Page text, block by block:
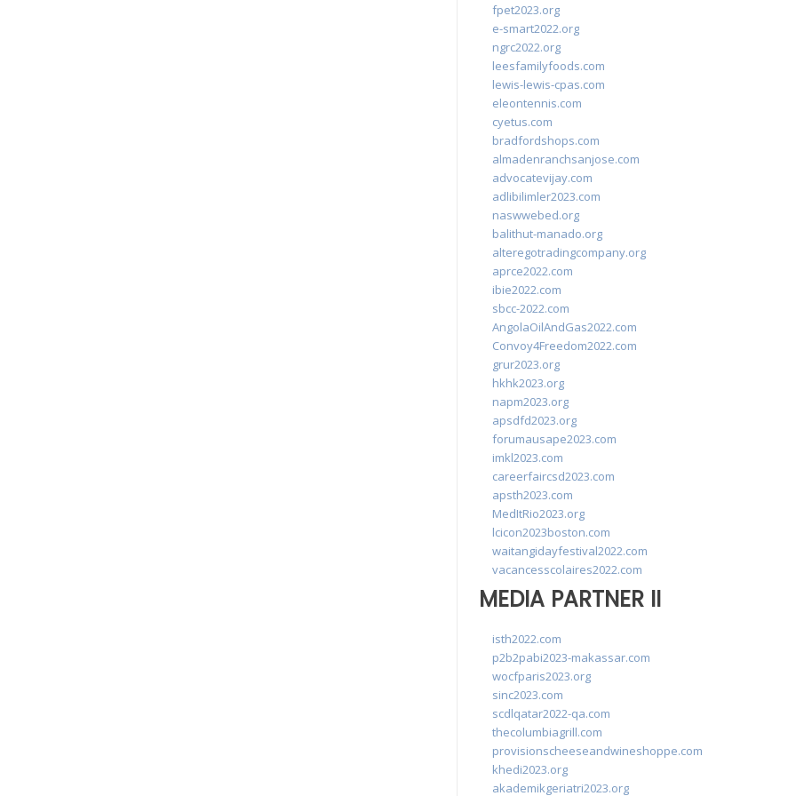
fpet2023.org
e-smart2022.org
ngrc2022.org
leesfamilyfoods.com
lewis-lewis-cpas.com
eleontennis.com
cyetus.com
bradfordshops.com
almadenranchsanjose.com
advocatevijay.com
adlibilimler2023.com
naswwebed.org
balithut-manado.org
alteregotradingcompany.org
aprce2022.com
ibie2022.com
sbcc-2022.com
AngolaOilAndGas2022.com
Convoy4Freedom2022.com
grur2023.org
hkhk2023.org
napm2023.org
apsdfd2023.org
forumausape2023.com
imkl2023.com
careerfaircsd2023.com
apsth2023.com
MedItRio2023.org
lcicon2023boston.com
waitangidayfestival2022.com
vacancesscolaires2022.com
MEDIA PARTNER II
isth2022.com
p2b2pabi2023-makassar.com
wocfparis2023.org
sinc2023.com
scdlqatar2022-qa.com
thecolumbiagrill.com
provisionscheeseandwineshoppe.com
khedi2023.org
akademikgeriatri2023.org